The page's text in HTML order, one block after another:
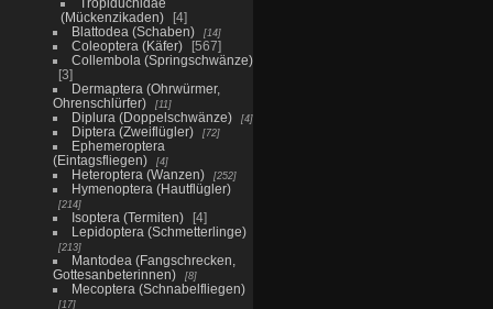
(Mückenzikaden)
4
Blattodea (Schaben)
14
Coleoptera (Käfer)
567
Collembola (Springschwänze)
3
Dermaptera (Ohrwürmer,
Ohrenschlürfer)
11
Diplura (Doppelschwänze) 4
Diptera (Zweiflügler) 72
Ephemeroptera
(Eintagsfliegen)
4
Heteroptera (Wanzen) 252
Hymenoptera (Hautflügler)
214
Isoptera (Termiten)
4
Lepidoptera (Schmetterlinge)
213
Mantodea (Fangschrecken,
Gottesanbeterinnen)
8
Mecoptera (Schnabelfliegen)
17